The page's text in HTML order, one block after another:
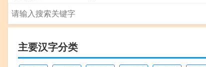
主要汉字分类